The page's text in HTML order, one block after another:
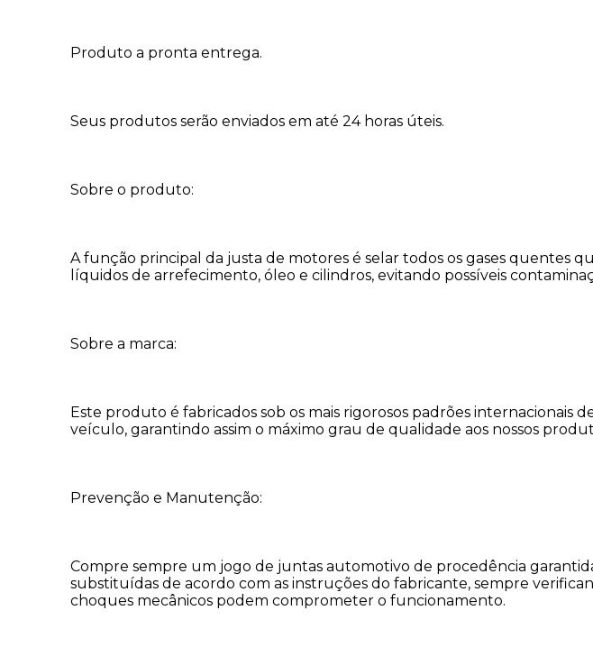
Produto a pronta entrega.
Seus produtos serão enviados em até 24 horas úteis.
Sobre o produto:
A função principal da justa de motores é selar todos os gases quentes
líquidos de arrefecimento, óleo e cilindros, evitando possíveis
Sobre a marca:
Este produto é fabricados sob os mais rigorosos padrões internacionais
veículo, garantindo assim o máximo grau de qualidade aos nossos
Prevenção e Manutenção:
Compre sempre um jogo de juntas automotivo de procedência
substituídas de acordo com as instruções do fabricante, sempre
choques mecânicos podem comprometer o funcionamento.